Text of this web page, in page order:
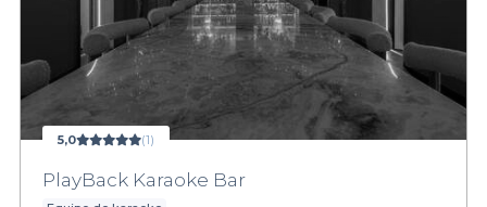
5,0 (1)
PlayBack Karaoke Bar